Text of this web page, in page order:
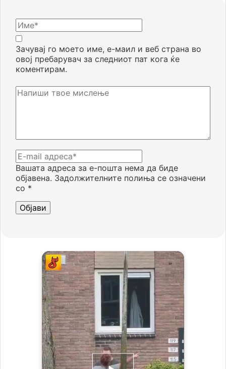
Вашата адреса за е-пошта нема да биде
објавена. Задолжителните полиња се означени
со *
Зачувај го моето име, е-маил и веб страна во
овој пребарувач за следниот пат кога ќе
коментирам.